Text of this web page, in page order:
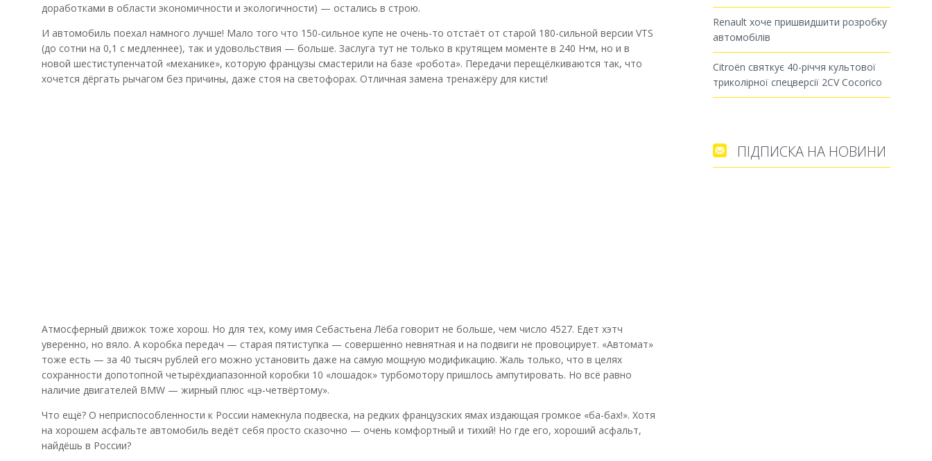
доработками в области экономичности и экологичности) — остались в строю.
И автомобиль поехал намного лучше! Мало того что 150-сильное купе не очень-то отстаёт от старой 180-сильной версии VTS
(до сотни на 0,1 с медленнее), так и удовольствия — больше. Заслуга тут не только в крутящем моменте в 240 Н•м, но и в
новой шестиступенчатой «механике», которую французы смастерили на базе «робота». Передачи перещёлкиваются так, что
хочется дёргать рычагом без причины, даже стоя на светофорах. Отличная замена тренажёру для кисти!
Атмосферный движок тоже хорош. Но для тех, кому имя Себастьена Лёба говорит не больше, чем число 4527. Едет хэтч
уверенно, но вяло. А коробка передач — старая пятиступка — совершенно невнятная и на подвиги не провоцирует. «Автомат»
тоже есть — за 40 тысяч рублей его можно установить даже на самую мощную модификацию. Жаль только, что в целях
сохранности допотопной четырёхдиапазонной коробки 10 «лошадок» турбомотору пришлось ампутировать. Но всё равно
наличие двигателей BMW — жирный плюс «цэ-четвёртому».
Что ещё? О неприспособленности к России намекнула подвеска, на редких французских ямах издающая громкое «ба-бах!». Хотя
на хорошем асфальте автомобиль ведёт себя просто сказочно — очень комфортный и тихий! Но где его, хороший асфальт,
найдёшь в России?
Renault хоче пришвидшити розробку
автомобілів
Citroën святкує 40-річчя культової
триколірної спецверсії 2CV Cocorico
 ПІДПИСКА НА НОВИНИ